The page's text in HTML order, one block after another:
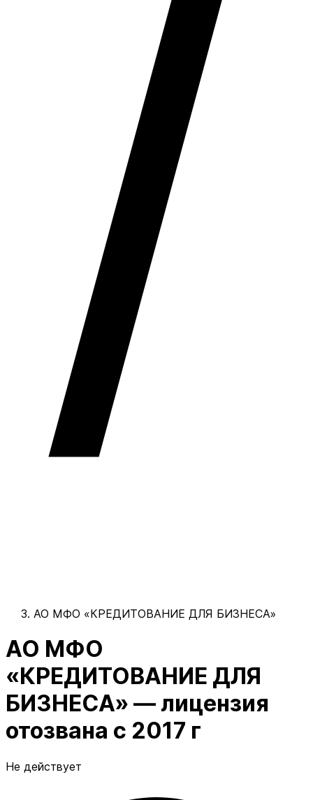
АО МФО «КРЕДИТОВАНИЕ ДЛЯ БИЗНЕСА»
АО МФО
«КРЕДИТОВАНИЕ ДЛЯ
БИЗНЕСА» — лицензия
отозвана с 2017 г
Не действует